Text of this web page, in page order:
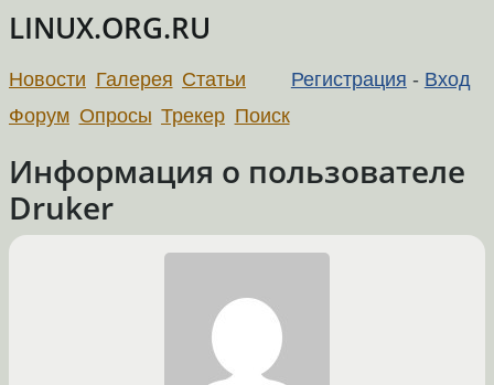
LINUX.ORG.RU
Регистрация - Вход
Новости Галерея Статьи
Форум Опросы Трекер Поиск
Информация о пользователе
Druker